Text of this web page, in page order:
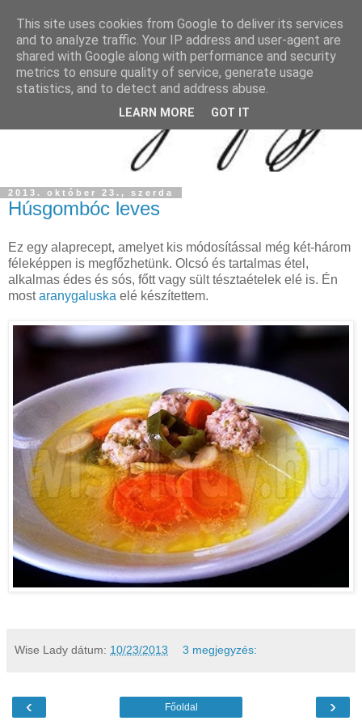
2013. október 23., szerda
Húsgombóc leves
Ez egy alaprecept, amelyet kis módosítással még két-három
féleképpen is megfőzhetünk. Olcsó és tartalmas étel,
alkalmas édes és sós, főtt vagy sült tésztaételek elé is. Én
mostaranygaluska elé készítettem.
Wise Lady dátum: 10/23/2013 3 megjegyzés:
‹ ›
Főoldal
This site uses cookies from Google to deliver its services
and to analyze traffic. Your IP address and user-agent are
shared with Google along with performance and security
metrics to ensure quality of service, generate usage
statistics, and to detect and address abuse.
LEARN MORE GOT IT